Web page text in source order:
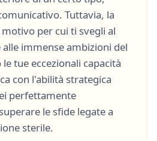
. Tuttavia, la
per cui ti svegli al
immense ambizioni del
le tue eccezionali capacità
con l'abilità strategica
perfettamente
le sfide legate a
sterile.